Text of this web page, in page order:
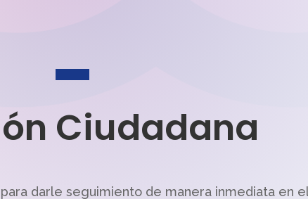
Ciudadana
darle seguimiento de manera inmediata en